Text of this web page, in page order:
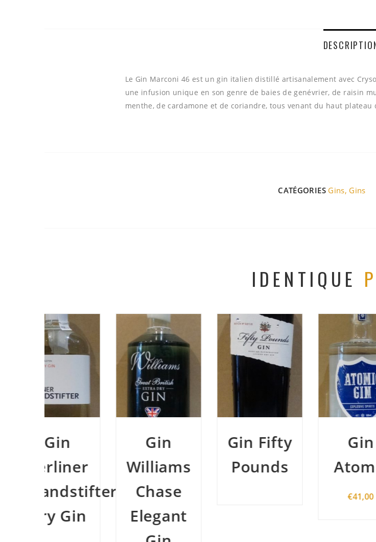
Le Gin Marconi 46 est un gin italien distillé artisanalement avec
une infusion unique en son genre de baies de genévrier, de raisin
menthe, de cardamone et de coriandre, tous venant du haut plateau
CATÉGORIES Gins, Gins
IDENTIQUE
Williams
Chase
Elegant
Gin Fifty
Pounds
Gin
Atomic